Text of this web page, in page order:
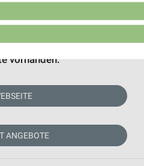
vorhanden.
ANGEBOTE